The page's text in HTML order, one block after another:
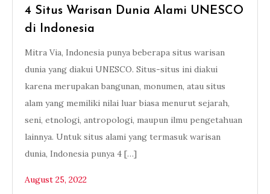
4 Situs Warisan Dunia Alami UNESCO
di Indonesia
Mitra Via, Indonesia punya beberapa situs warisan
dunia yang diakui UNESCO. Situs-situs ini diakui
karena merupakan bangunan, monumen, atau situs
alam yang memiliki nilai luar biasa menurut sejarah,
seni, etnologi, antropologi, maupun ilmu pengetahuan
lainnya. Untuk situs alami yang termasuk warisan
dunia, Indonesia punya 4 […]
August 25, 2022